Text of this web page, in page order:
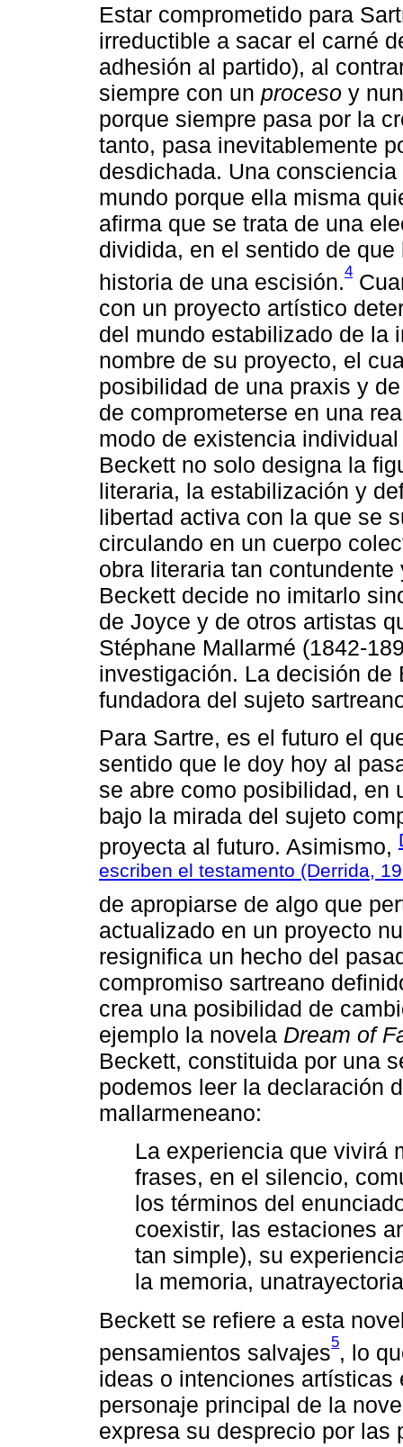
Estar comprometido para
irreductible a sacar el carné
adhesión al partido), al
siempre con un proceso y
porque siempre pasa por la
tanto, pasa inevitablemente
desdichada. Una
mundo porque ella misma
afirma que se trata de una
dividida, en el sentido de
historia de una escisión.4
con un proyecto artístico
del mundo estabilizado de la
nombre de su proyecto, el
posibilidad de una praxis y
de comprometerse en una
modo de existencia
Beckett no solo designa la
literaria, la estabilización y
libertad activa con la que se
circulando en un cuerpo
obra literaria tan
Beckett decide no imitarlo
de Joyce y de otros artistas
Stéphane Mallarmé (1842-
investigación. La decisión
fundadora del sujeto
Para Sartre, es el futuro el
sentido que le doy hoy al
se abre como posibilidad, en
bajo la mirada del sujeto
proyecta al futuro. Asimismo,
escriben el testamento (Derrida,
de apropiarse de algo que
actualizado en un proyecto
resignifica un hecho del
compromiso sartreano
crea una posibilidad de
ejemplo la novela Dream of
Beckett, constituida por una
podemos leer la declaración
mallarmeneano:
La experiencia que vivirá
frases, en el silencio,
los términos del
coexistir, las estaciones
tan simple), su
la memoria,
Beckett se refiere a esta
pensamientos salvajes5, lo
ideas o intenciones
personaje principal de la
expresa su desprecio por